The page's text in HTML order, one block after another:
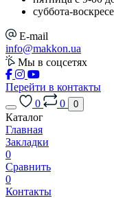
cуббота-
E-mail
info@makkon.ua
Мы в соцсетях
Перейти в контакты
0
0 0
Каталог
Главная
Закладки
0
Сравнить
0
Контакты